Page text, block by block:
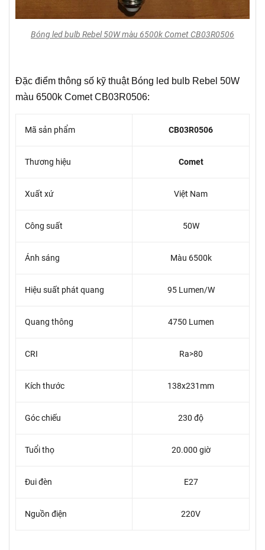
Bóng led bulb Rebel 50W màu 6500k Comet CB03R0506
Đặc điểm thông số kỹ thuật Bóng led bulb Rebel 50W
màu 6500k Comet CB03R0506:
Mã sản phẩm CB03R0506
Thương hiệu Comet
Xuất xứ Việt Nam
Công suất 50W
Ánh sáng Màu 6500k
Hiệu suất phát quang 95 Lumen/W
Quang thông 4750 Lumen
CRI Ra>80
Kích thước 138x231mm
Góc chiếu 230 độ
Tuổi thọ 20.000 giờ
Đui đèn E27
Nguồn điện 220V